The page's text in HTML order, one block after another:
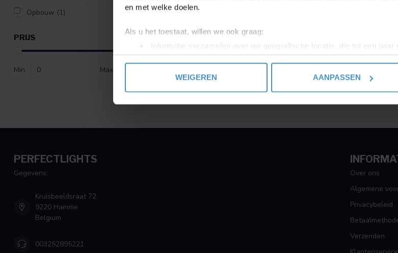
en met welke doelen.
Als u het toestaat, willen we ook graag:
Informatie verzamelen over uw geografische locatie, die tot een
Uw apparaat identificeren door het actief te scannen op specifieke
toestemming op elk moment wijzigen of intrekken in de Cookieverklaring.
WEIGEREN AANPASSEN
Opbouw (1)
PRIJS
Min Max
PERFECTLIGHTS
Gegevens:
Kruisbeeldsraat 72
9220 Hamme
Belgium
003252895221
Over ons
Algemene
Privacybeleid
Verzenden